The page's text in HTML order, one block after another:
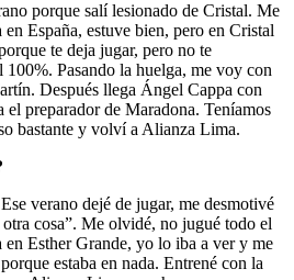
porque salí lesionado de Cristal. Me
España, estuve bien, pero en Cristal
te deja jugar, pero no te
100%. Pasando la huelga, me voy con
Después llega Ángel Cappa con
preparador de Maradona. Teníamos
bastante y volví a Alianza Lima.
verano dejé de jugar, me desmotivé
cosa”. Me olvidé, no jugué todo el
Esther Grande, yo lo iba a ver y me
estaba en nada. Entrené con la